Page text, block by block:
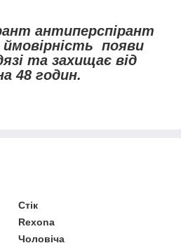
антиперспірант
появи
та захищає від
48 годин.
Стік
Rexona
Чоловіча